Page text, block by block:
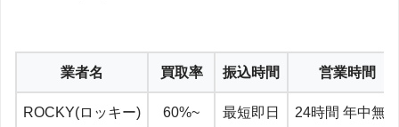
業者名 買取率 振込時間 営業時間
ROCKY(ロッキー) 60%~ 最短即日 24時間 年中無休